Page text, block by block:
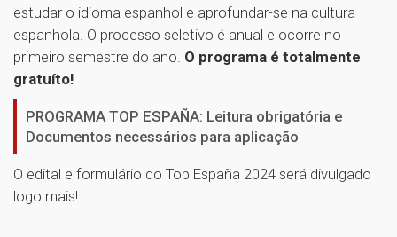
estudar o idioma espanhol e aprofundar-se na cultura
espanhola. O processo seletivo é anual e ocorre no
primeiro semestre do ano. O programa é totalmente
gratuíto!
PROGRAMA TOP ESPAÑA: Leitura obrigatória e
Documentos necessários para aplicação
O edital e formulário do Top España 2024 será divulgado
logo mais!